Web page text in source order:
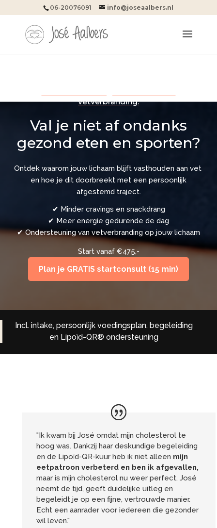
06-20076091 info@joseaalbers.nl
vetverbranding.
Val je niet af ondanks
gezond eten en sporten?
Ontdek waarom jouw lichaam blijft vasthouden aan vet
en hoe je dit doorbreekt met een persoonlijk
afgestemd traject.
✔ Minder cravings en snackdrang
✔ Meer energie gedurende de dag
✔ Ondersteuning van vetverbranding op jouw lichaam
Start vanaf €475,-
Plan je GRATIS startconsult (15 min)
Incl. intake, persoonlijk voedingsplan, begeleiding
en Lipoïd-QR® ondersteuning
"Ik kwam bij José omdat mijn cholesterol te
hoog was. Dankzij haar deskundige begeleiding
en de Lipoïd-QR-kuur heb ik niet alleen mijn
eetpatroon verbeterd en ben ik afgevallen,
maar is mijn cholesterol nu weer perfect. José
neemt de tijd, geeft duidelijke uitleg en
begeleidt je op een fijne, vertrouwde manier.
Echt een aanrader voor iedereen die gezonder
wil leven."